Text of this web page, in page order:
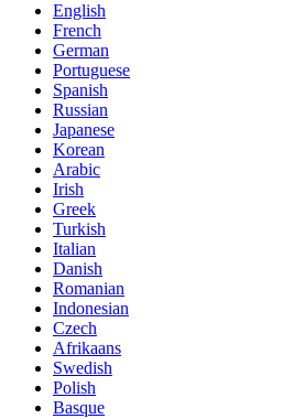
English
French
German
Portuguese
Spanish
Russian
Japanese
Korean
Arabic
Irish
Greek
Turkish
Italian
Danish
Romanian
Indonesian
Czech
Afrikaans
Swedish
Polish
Basque